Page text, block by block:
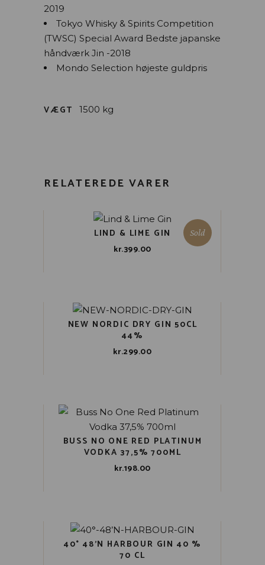
2019
Tokyo Whisky & Spirits Competition
(TWSC) Special Award Bedste japanske
håndværk Jin -2018
Mondo Selection højeste guldpris
VÆGT 1500 kg
RELATEREDE VARER
Sold
LIND & LIME GIN
kr.399.00
NEW NORDIC DRY GIN 50CL
44%
kr.299.00
BUSS NO ONE RED PLATINUM
VODKA 37,5% 700ML
kr.198.00
40° 48’N HARBOUR GIN 40 %
70 CL